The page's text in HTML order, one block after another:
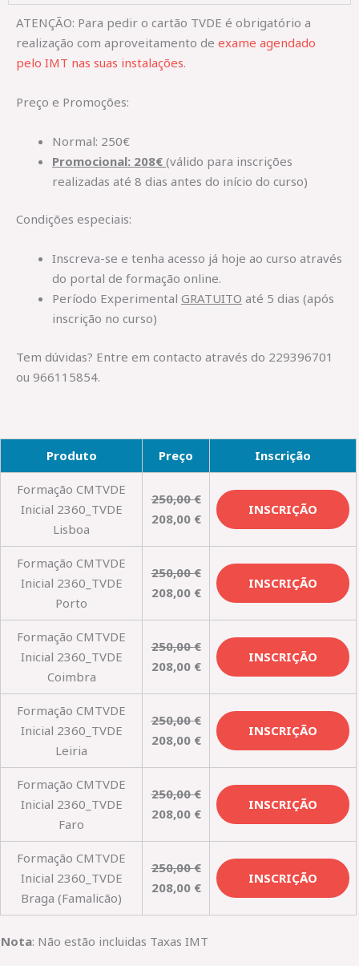
ATENÇÃO: Para pedir o cartão TVDE é obrigatório a
realização com aproveitamento de exame agendado
pelo IMT nas suas instalações.
Preço e Promoções:
Normal: 250€
Promocional: 208€ (válido para inscrições
realizadas até 8 dias antes do início do curso)
Condições especiais:
Inscreva-se e tenha acesso já hoje ao curso através
do portal de formação online.
Período Experimental GRATUITO até 5 dias (após
inscrição no curso)
Tem dúvidas? Entre em contacto através do 229396701
ou 966115854.
Produto Preço Inscrição
Formação CMTVDE
Inicial 2360_TVDE
Lisboa
250,00€
208,00 €
INSCRIÇÃO
Formação CMTVDE
Inicial 2360_TVDE
Porto
250,00€
208,00 €
INSCRIÇÃO
Formação CMTVDE
Inicial 2360_TVDE
Coimbra
250,00€
208,00 €
INSCRIÇÃO
Formação CMTVDE
Inicial 2360_TVDE
Leiria
250,00€
208,00 €
INSCRIÇÃO
Formação CMTVDE
Inicial 2360_TVDE
Faro
250,00€
208,00 €
INSCRIÇÃO
Formação CMTVDE
Inicial 2360_TVDE
Braga (Famalicão)
250,00€
208,00 €
INSCRIÇÃO
Nota: Não estão incluidas Taxas IMT